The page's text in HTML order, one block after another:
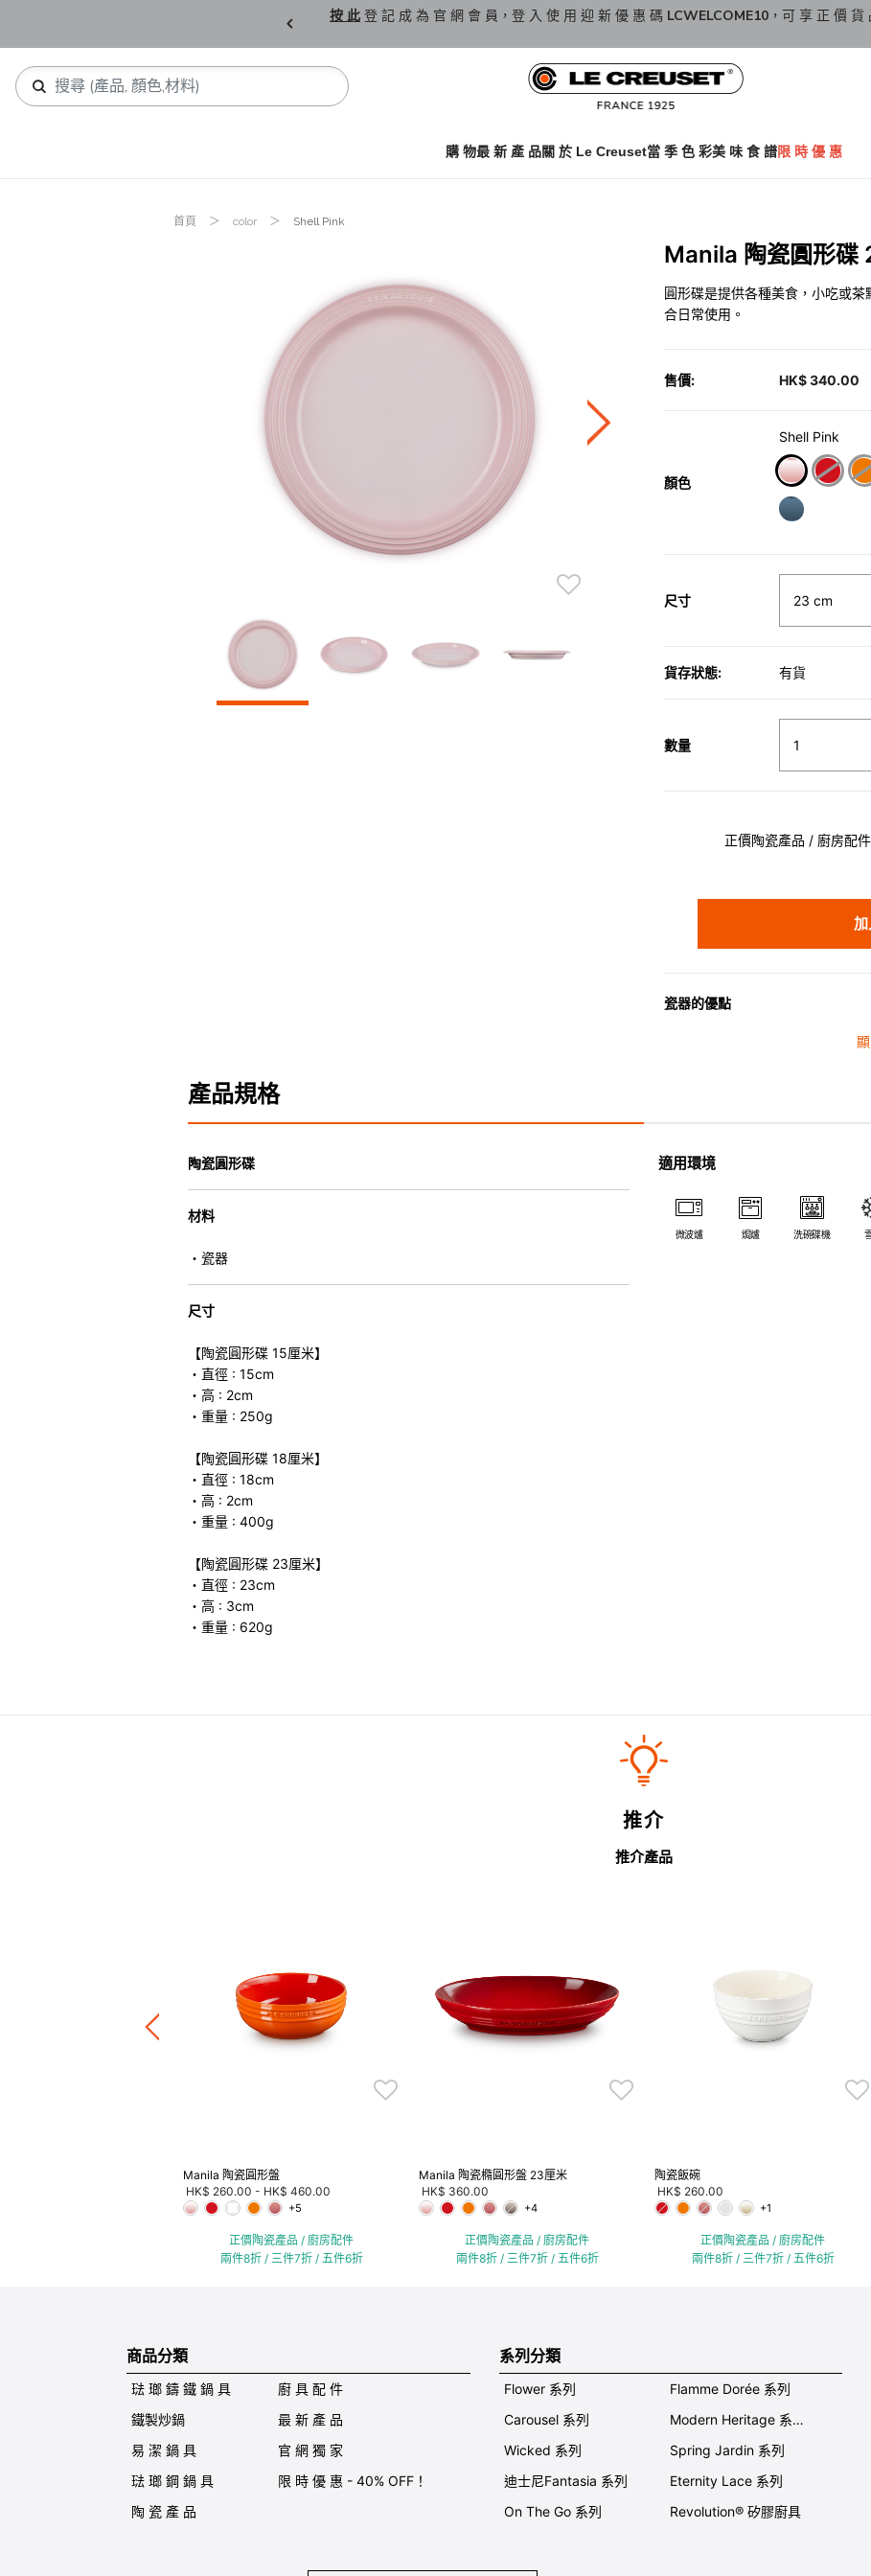
按 此 登 記 成 為 官 網 會 員，登 入 使 用 迎 新 優 惠 碼 LCWELCOME10 ，可 享 正 價 貨
購 物最 新 產 品關 於 Le Creuset當 季 色 彩美 味 食 譜限 時 優 惠
首頁 color Shell Pink
Manila 陶瓷圓形碟
圓形碟是提供各種美食，小吃或
合日常使用。
售價: HK$ 340.00
顏色
Shell Pink
selected
尺寸
貨存狀態: 有貨
數量
正價陶瓷產品 / 廚房配
瓷器的優點
• 耐熱性極佳，適用於微波爐，
• 即使經常使用亦不會容易吸取食
*不可直接用於熱源上
產品規格
陶瓷圓形碟
材料
・瓷器
尺寸
【陶瓷圓形碟 15厘米】
・直徑 : 15cm
・高 : 2cm
・重量 : 250g
【陶瓷圓形碟 18厘米】
・直徑 : 18cm
・高 : 2cm
・重量 : 400g
【陶瓷圓形碟 23厘米】
・直徑 : 23cm
・高 : 3cm
・重量 : 620g
適用環境
微波爐 焗爐 洗碗碟機
推介
推介產品
Manila 陶瓷圓形盤
HK$ 260.00 - HK$ 460.00
+5
正價陶瓷產品 / 廚房配件
兩件8折 / 三件7折 / 五件6折
Manila 陶瓷橢圓形盤 23厘米
HK$ 360.00
+4
正價陶瓷產品 / 廚房配件
兩件8折 / 三件7折 / 五件6折
陶瓷飯碗
HK$ 260.00
+1
正價陶瓷產品 / 廚房配件
兩件8折 / 三件7折 / 五件6折
商品分類
琺 瑯 鑄 鐵 鍋 具
鐵製炒鍋
易 潔 鍋 具
琺 瑯 鋼 鍋 具
陶 瓷 產 品
廚 具 配 件
最 新 產 品
官 網 獨 家
限 時 優 惠 - 40% OFF！
系列分類
Flower 系列
Carousel 系列
Wicked 系列
迪士尼Fantasia 系列
On The Go 系列
Flamme Dorée 系列
Modern Heritage 系列
Spring Jardin 系列
Eternity Lace 系列
Revolution® 矽膠廚具